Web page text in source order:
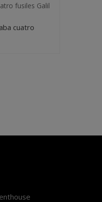
fusiles Galil
cuatro